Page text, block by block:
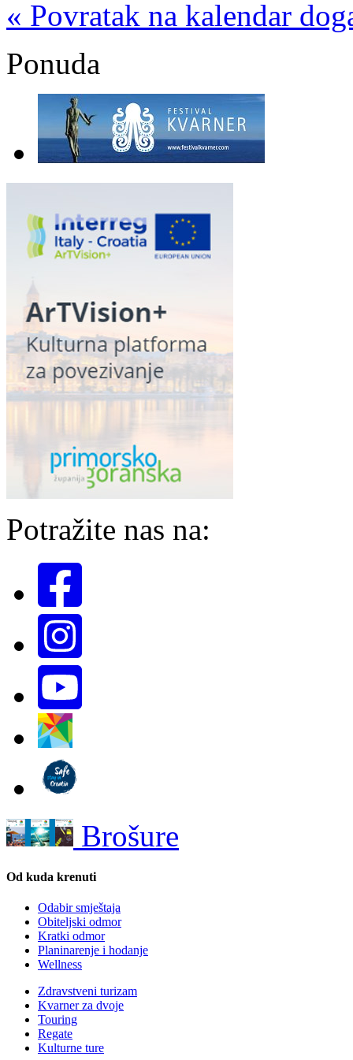
« Povratak na kalendar
Ponuda
Potražite nas na:
Brošure
Od kuda krenuti
Odabir smještaja
Obiteljski odmor
Kratki odmor
Planinarenje i hodanje
Wellness
Zdravstveni turizam
Kvarner za dvoje
Touring
Regate
Kulturne ture